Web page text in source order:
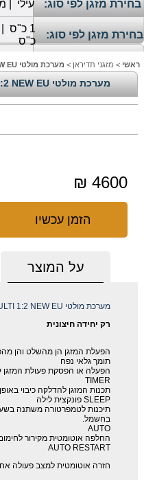
בחירת מזגן לפי סוג: עילי
בחירת מזגן לפי סוג:
1 כ"ס
כ"ס
ראשי > מזגני תדיראן > מערכת מולטי TADIRAN MULTI 1:2 NEW EU תדיראן
מערכת מולטי TADIRAN MULTI 1:2 NEW EU תדיראן
4600 ₪
הזמן עכשיו
על המוצר
מערכת מולטי TADIRAN MULTI 1:2 NEW EU תדיראן
רק יחידה חיצונית
הפעלת המזגן הן מהשלט והן
תומך גלאי נפח
הפעלה או הפסקת פעולת המזגן
TIMER
תכנות המזגן להדלקה כיבוי
SLEEP פונקצית לילה
תיכנות לטמפרטורה משתנה
בחשמל.
AUTO
החלפה אוטומטית מקירור
AUTO RESTART
חזרה אוטומטית למצב פעולה